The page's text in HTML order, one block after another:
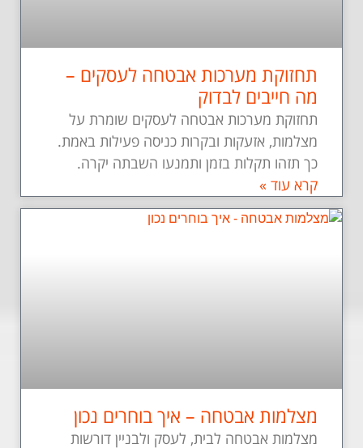
תחזוקת מערכות אבטחה לעסקים –
מה חייבים לבדוק
תחזוקת מערכות אבטחה לעסקים שומרת על
מצלמות, אזעקות ובקרות כניסה פעילות באמת.
כך תזהו תקלות בזמן ותמנעו השבתה יקרה.
קרא עוד »
מצלמות אבטחה – איך בוחרים נכון
מצלמות אבטחה לבית, לעסק ולבניין דורשות